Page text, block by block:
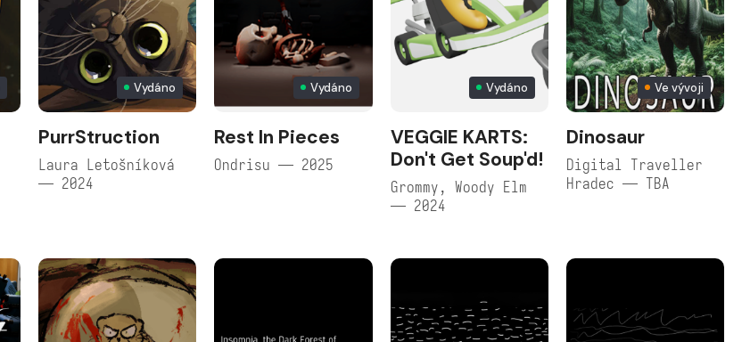
Vydáno
PurrStruction
Laura Letošníková
— 2024
Vydáno
Rest In Pieces
Ondrisu — 2025
Vydáno
VEGGIE KARTS:
Don't Get Soup'd!
Grommy, Woody Elm
— 2024
Ve vývoji
Dinosaur
Digital Traveller
Hradec — TBA